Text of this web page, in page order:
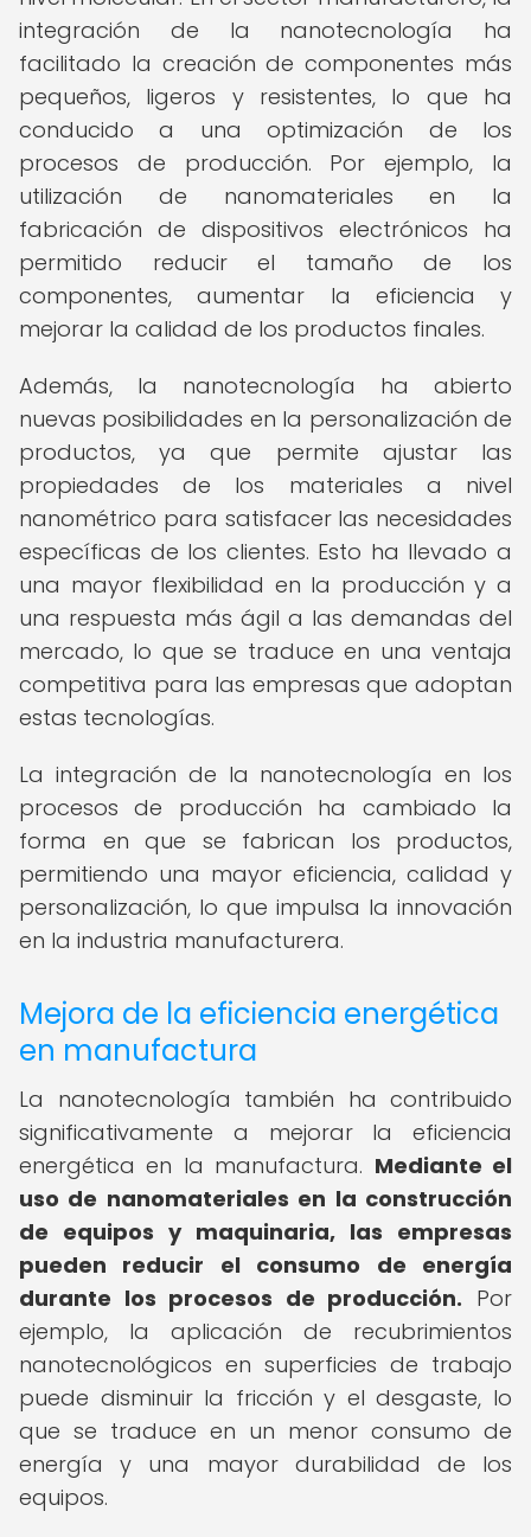
integración de la nanotecnología ha
facilitado la creación de componentes más
pequeños, ligeros y resistentes, lo que ha
conducido a una optimización de los
procesos de producción. Por ejemplo, la
utilización de nanomateriales en la
fabricación de dispositivos electrónicos ha
permitido reducir el tamaño de los
componentes, aumentar la eficiencia y
mejorar la calidad de los productos finales.
Además, la nanotecnología ha abierto
nuevas posibilidades en la personalización de
productos, ya que permite ajustar las
propiedades de los materiales a nivel
nanométrico para satisfacer las necesidades
específicas de los clientes. Esto ha llevado a
una mayor flexibilidad en la producción y a
una respuesta más ágil a las demandas del
mercado, lo que se traduce en una ventaja
competitiva para las empresas que adoptan
estas tecnologías.
La integración de la nanotecnología en los
procesos de producción ha cambiado la
forma en que se fabrican los productos,
permitiendo una mayor eficiencia, calidad y
personalización, lo que impulsa la innovación
en la industria manufacturera.
Mejora de la eficiencia energética
en manufactura
La nanotecnología también ha contribuido
significativamente a mejorar la eficiencia
energética en la manufactura. Mediante el
uso de nanomateriales en la construcción
de equipos y maquinaria, las empresas
pueden reducir el consumo de energía
durante los procesos de producción. Por
ejemplo, la aplicación de recubrimientos
nanotecnológicos en superficies de trabajo
puede disminuir la fricción y el desgaste, lo
que se traduce en un menor consumo de
energía y una mayor durabilidad de los
equipos.